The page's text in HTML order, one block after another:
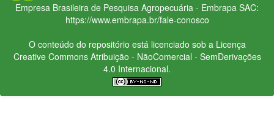
Empresa Brasileira de Pesquisa Agropecuária - Embrapa SAC:
https://www.embrapa.br/fale-conosco
O conteúdo do repositório está licenciado sob a Licença
Creative CommonsAtribuição - NãoComercial - SemDerivações
4.0 Internacional.